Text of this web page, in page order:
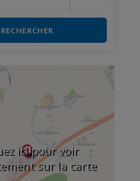
RECHERCHER
ici pour voir
sur la carte